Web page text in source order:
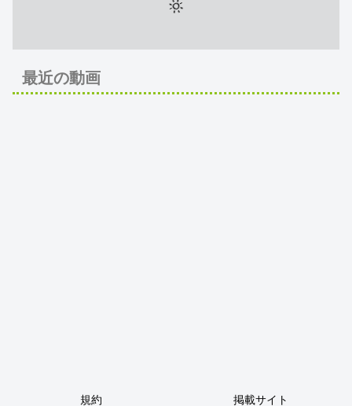
最近の動画
規約 掲載サイト